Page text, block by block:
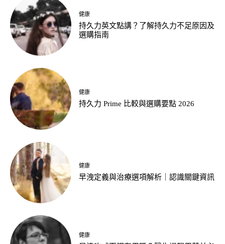
健康
持久力英文點講？了解持久力不足原因及
選購指南
健康
持久力 Prime 比較與選購要點 2026
健康
早洩定義與治療選項解析｜認識關鍵資訊
健康